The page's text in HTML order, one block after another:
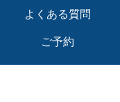
よくある質問
ご予約